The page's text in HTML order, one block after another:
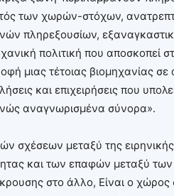
των χωρών-στόχων,
πληρεξουσίων,
πολιτική που αποσκοπεί
μιας τέτοιας βιομηχανίας
και επιχειρήσεις που
αναγνωρισμένα σύνορα».
σχέσεων μεταξύ της
και των επαφών μεταξύ
στο άλλο, Είναι ο χώρος